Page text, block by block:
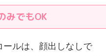
みでもOK
ールは、顔出しなしで